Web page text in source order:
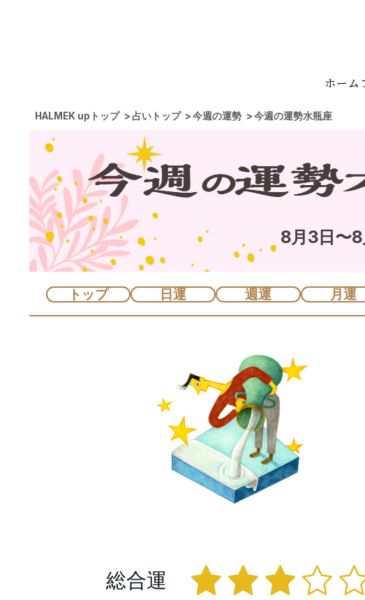
ホーム
HALMEK upトップ 占いトップ 今週の運勢 今週の運勢水瓶座
8月3日〜
トップ 日運 週運 月運
総合運